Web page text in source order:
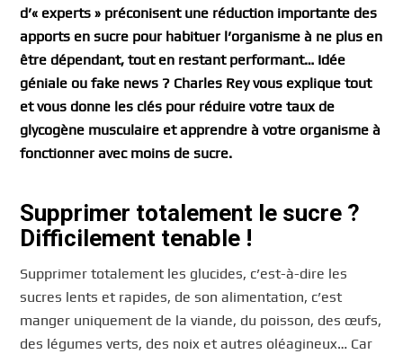
d’« experts » préconisent une réduction importante des
apports en sucre pour habituer l’organisme à ne plus en
être dépendant, tout en restant performant… Idée
géniale ou fake news ? Charles Rey vous explique tout
et vous donne les clés pour réduire votre taux de
glycogène musculaire et apprendre à votre organisme à
fonctionner avec moins de sucre.
Supprimer totalement le sucre ?
Difficilement tenable !
Supprimer totalement les glucides, c’est-à-dire les
sucres lents et rapides, de son alimentation, c’est
manger uniquement de la viande, du poisson, des œufs,
des légumes verts, des noix et autres oléagineux… Car